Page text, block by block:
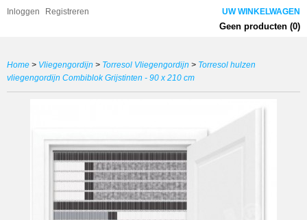
Inloggen Registreren UW WINKELWAGEN
Geen producten (0)
Home > Vliegengordijn > Torresol Vliegengordijn > Torresol hulzen
vliegengordijn Combiblok Grijstinten - 90 x 210 cm